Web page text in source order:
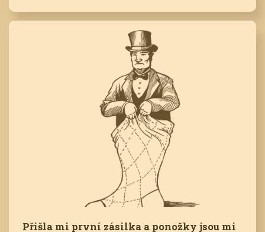
Přišla mi první zásilka a ponožky jsou mi